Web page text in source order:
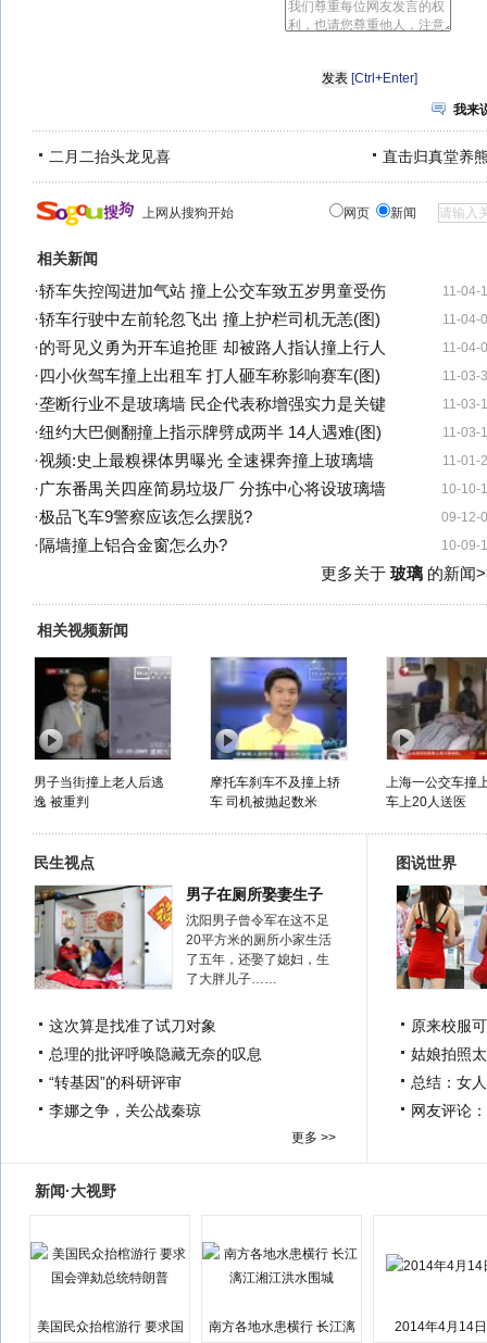
[Ctrl+Enter]
我来
二月二抬头龙见喜 直击归真堂养
上网从搜狗开始 网页 新闻
相关新闻
11-04-
·轿车失控闯进加气站 撞上公交车致五岁男童受伤
11-04-
·轿车行驶中左前轮忽飞出 撞上护栏司机无恙(图)
11-04-
·的哥见义勇为开车追抢匪 却被路人指认撞上行人
11-03-
· 四小伙驾车撞上出租车 打人砸车称影响赛车(图)
11-03-
·垄断行业不是玻璃墙 民企代表称增强实力是关键
11-03-
·纽约大巴侧翻撞上指示牌劈成两半 14人遇难(图)
11-01-
·视频:史上最糗裸体男曝光 全速裸奔撞上玻璃墙
10-10-
·广东番禺关四座简易垃圾厂 分拣中心将设玻璃墙
09-12-
·极品飞车9警察应该怎么摆脱?
10-09-
·隔墙撞上铝合金窗怎么办?
更多关于 玻璃的新闻
相关视频新闻
男子当街撞上老人后逃
逸 被重判
摩托车刹车不及撞上轿
车 司机被抛起数米
上海一公交车撞
车上20人送医
民生视点
男子在厕所娶妻生子
沈阳男子曾令军在这不足
20平方米的厕所小家生活
了五年，还娶了媳妇，生
了大胖儿子……
这次算是找准了试刀对象
总理的批评呼唤隐藏无奈的叹息
“转基因”的科研评审
李娜之争，关公战秦琼
更多 >>
图说世界
原来校服
姑娘拍照
总结：女
网友评论
新闻·大视野
美国民众抬棺游行 要求国
南方各地水患横行 长江漓
2014年4月14